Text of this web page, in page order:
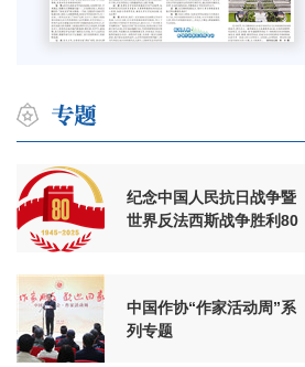
纪念中国人民抗日战争暨
世界反法西斯战争胜利80
中国作协“作家活动周”系
列专题